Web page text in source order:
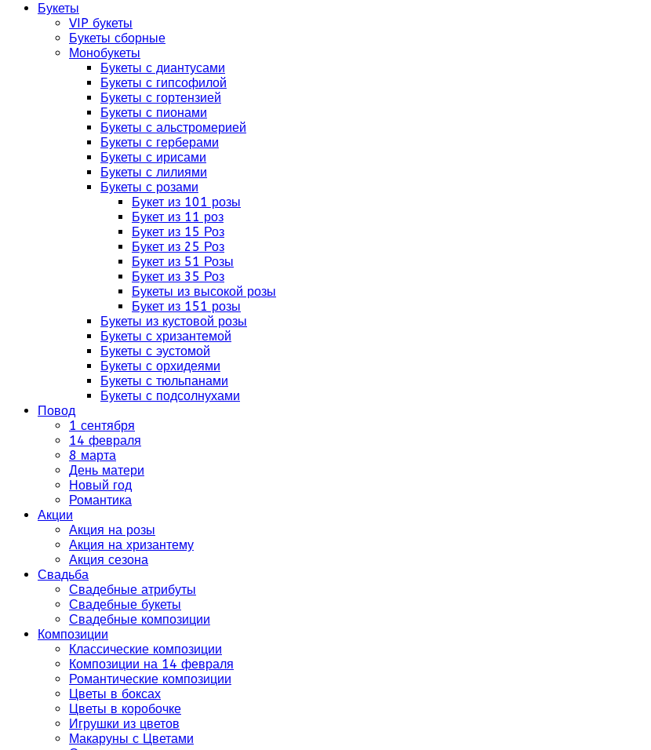
Букеты
VIP букеты
Букеты сборные
Монобукеты
Букеты с диантусами
Букеты с гипсофилой
Букеты с гортензией
Букеты с пионами
Букеты с альстромерией
Букеты с герберами
Букеты с ирисами
Букеты с лилиями
Букеты с розами
Букет из 101 розы
Букет из 11 роз
Букет из 15 Роз
Букет из 25 Роз
Букет из 51 Розы
Букет из 35 Роз
Букеты из высокой розы
Букет из 151 розы
Букеты из кустовой розы
Букеты с хризантемой
Букеты с эустомой
Букеты с орхидеями
Букеты с тюльпанами
Букеты с подсолнухами
Повод
1 сентября
14 февраля
8 марта
День матери
Новый год
Романтика
Акции
Акция на розы
Акция на хризантему
Акция сезона
Свадьба
Свадебные атрибуты
Свадебные букеты
Свадебные композиции
Композиции
Классические композиции
Композиции на 14 февраля
Романтические композиции
Цветы в боксах
Цветы в коробочке
Игрушки из цветов
Макаруны с Цветами